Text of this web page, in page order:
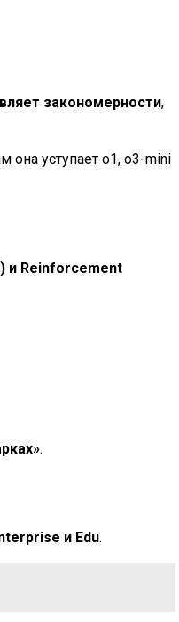
закономерности,
она уступает o1, o3-mini
и Reinforcement
.
и Edu.